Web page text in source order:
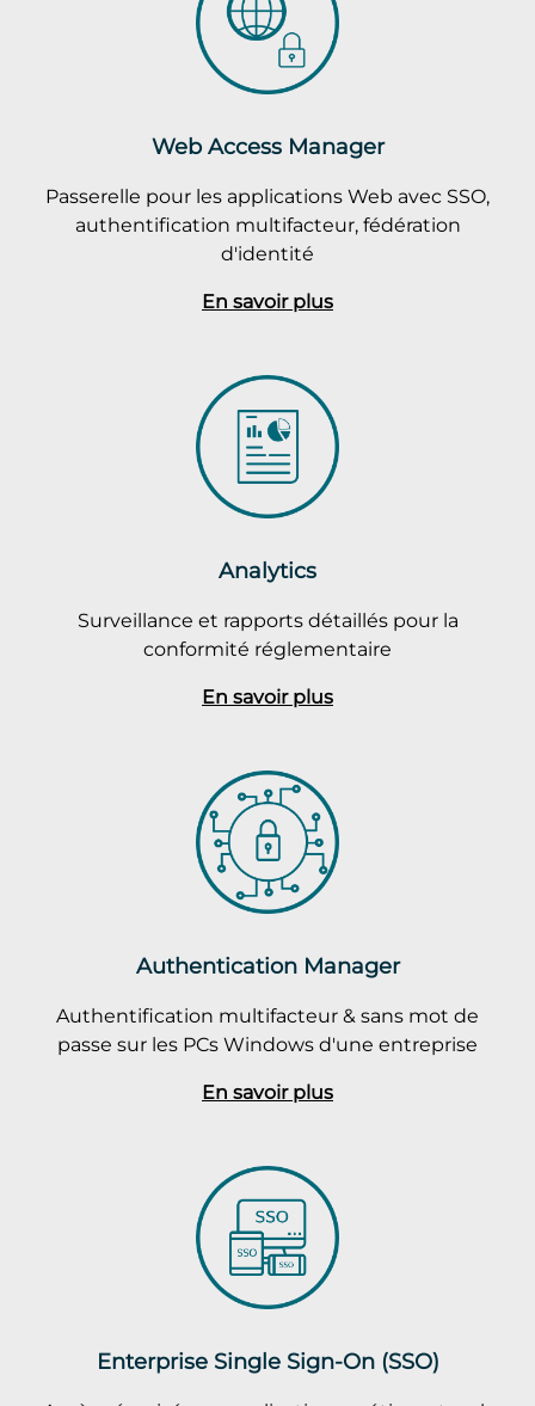
Web Access Manager
Passerelle pour les applications Web avec SSO,
authentification multifacteur, fédération
d'identité
En savoir plus
Analytics
Surveillance et rapports détaillés pour la
conformité réglementaire
En savoir plus
Authentication Manager
Authentification multifacteur & sans mot de
passe sur les PCs Windows d'une entreprise
En savoir plus
Enterprise Single Sign-On (SSO)